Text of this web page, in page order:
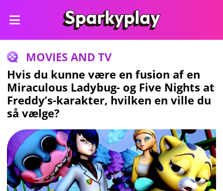
MOVIES AND TV
Hvis du kunne være en fusion af en
Miraculous Ladybug- og Five Nights at
Freddy’s-karakter, hvilken en ville du
så vælge?